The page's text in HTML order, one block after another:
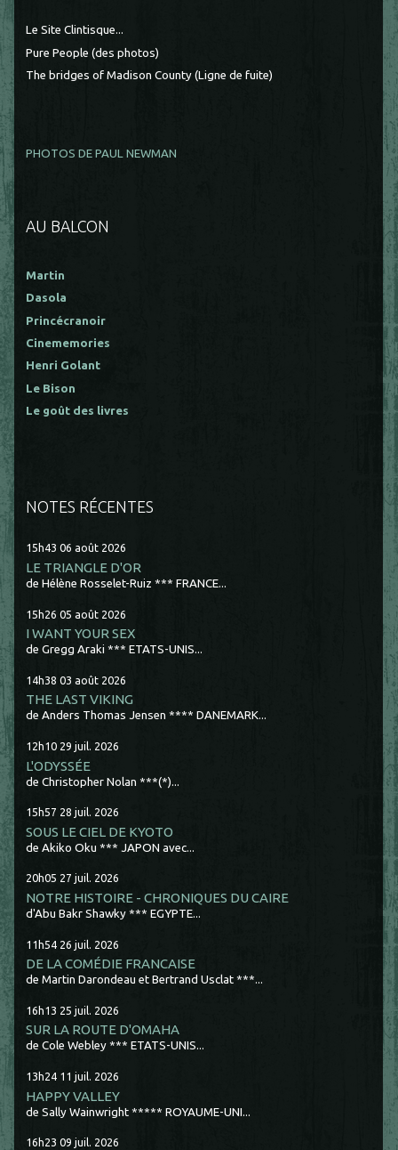
Le Site Clintisque...
Pure People (des photos)
The bridges of Madison County (Ligne de fuite)
PHOTOS DE PAUL NEWMAN
AU BALCON
Martin
Dasola
Princécranoir
Cinememories
Henri Golant
Le Bison
Le goût des livres
NOTES RÉCENTES
15h43 06 août 2026
LE TRIANGLE D'OR
de Hélène Rosselet-Ruiz *** FRANCE...
15h26 05 août 2026
I WANT YOUR SEX
de Gregg Araki *** ETATS-UNIS...
14h38 03 août 2026
THE LAST VIKING
de Anders Thomas Jensen **** DANEMARK...
12h10 29 juil. 2026
L'ODYSSÉE
de Christopher Nolan ***(*)...
15h57 28 juil. 2026
SOUS LE CIEL DE KYOTO
de Akiko Oku *** JAPON avec...
20h05 27 juil. 2026
NOTRE HISTOIRE - CHRONIQUES DU CAIRE
d'Abu Bakr Shawky *** EGYPTE...
11h54 26 juil. 2026
DE LA COMÉDIE FRANCAISE
de Martin Darondeau et Bertrand Usclat ***...
16h13 25 juil. 2026
SUR LA ROUTE D'OMAHA
de Cole Webley *** ETATS-UNIS...
13h24 11 juil. 2026
HAPPY VALLEY
de Sally Wainwright ***** ROYAUME-UNI...
16h23 09 juil. 2026